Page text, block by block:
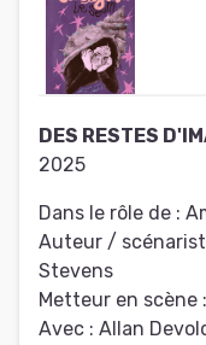
DES RESTES
2025
Dans le rôle de :
Auteur /
Stevens
Metteur en scène :
Avec : Allan